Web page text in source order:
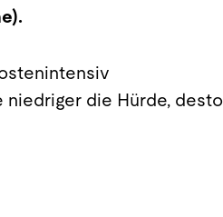
die Hürde, desto